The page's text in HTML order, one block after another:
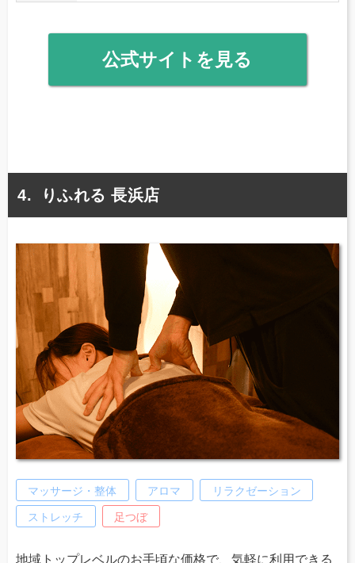
公式サイトを見る
りふれる 長浜店
マッサージ・整体 アロマ リラクゼーション
ストレッチ 足つぼ
地域トップレベルのお手頃な価格で、気軽に利用できる